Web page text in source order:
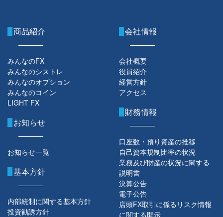
商品紹介
みんなのFX
みんなのシストレ
みんなのオプション
みんなのコイン
LIGHT FX
お知らせ
お知らせ一覧
会社情報
会社概要
役員紹介
経営方針
アクセス
財務情報
口座数・預り資産の推移
自己資本規制比率の状況
業務及び財産の状況に関する
説明書
決算公告
電子公告
店頭FX取引に係るリスク情報
に関する開示
基本方針
内部統制に関する基本方針
投資勧誘方針